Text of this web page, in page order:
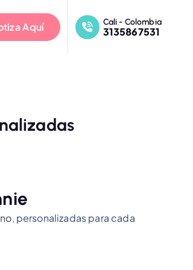
Aquí Cali - Colombia
3135867531
personalizadas para cada